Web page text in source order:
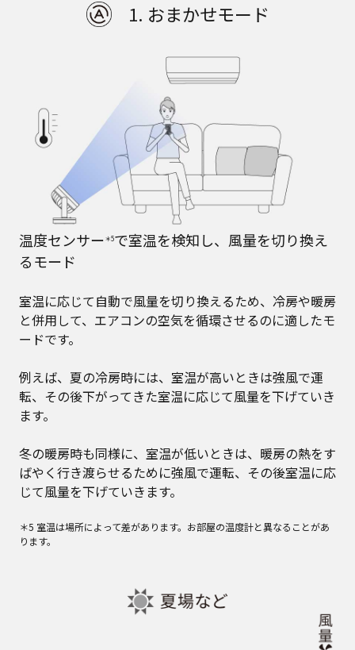
1. おまかせモード
温度センサー＊5で室温を検知し、風量を切り換え
るモード
室温に応じて自動で風量を切り換えるため、冷房や暖房
と併用して、エアコンの空気を循環させるのに適したモ
ードです。
例えば、夏の冷房時には、室温が高いときは強風で運
転、その後下がってきた室温に応じて風量を下げていき
ます。
冬の暖房時も同様に、室温が低いときは、暖房の熱をす
ばやく行き渡らせるために強風で運転、その後室温に応
じて風量を下げていきます。
＊5 室温は場所によって差があります。お部屋の温度計と異なることがあ
ります。